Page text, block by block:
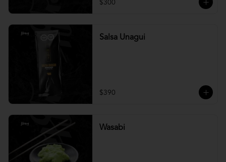
$300
Salsa Unagui
$390
Wasabi